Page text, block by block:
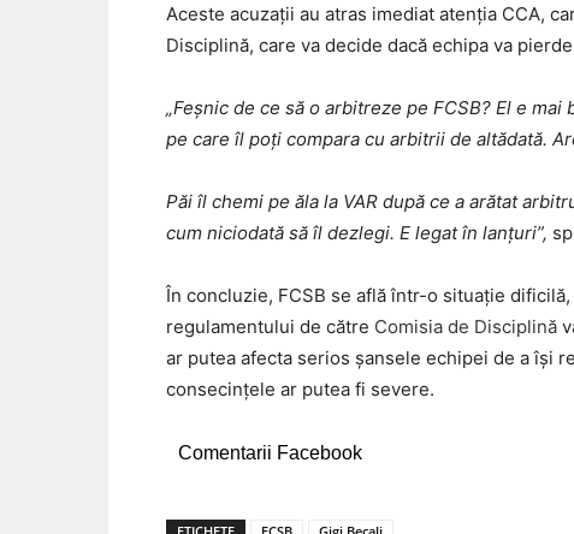
Aceste acuzații au atras imediat atenția CCA,
Disciplină, care va decide dacă echipa va
„Feșnic de ce să o arbitreze pe FCSB? El e
pe care îl poți compara cu arbitrii de altădată.
Păi îl chemi pe ăla la VAR după ce a arătat
cum niciodată să îl dezlegi. E legat în lanțuri”,
În concluzie, FCSB se află într-o situație
regulamentului de către Comisia de Disciplină
ar putea afecta serios șansele echipei de a își
consecințele ar putea fi severe.
Comentarii Facebook